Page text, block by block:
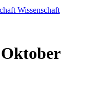
Wissenschaft
Oktober